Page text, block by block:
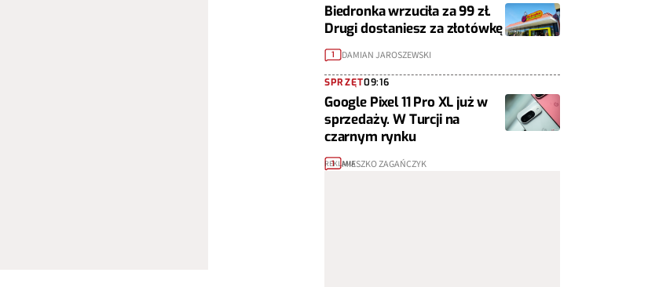
Biedronka wrzuciła za 99 zł.
Drugi dostaniesz za złotówkę
1 DAMIAN JAROSZEWSKI
SPRZĘT09:16
Google Pixel 11 Pro XL już w
sprzedaży. W Turcji na
czarnym rynku
1 MIESZKO ZAGAŃCZYK